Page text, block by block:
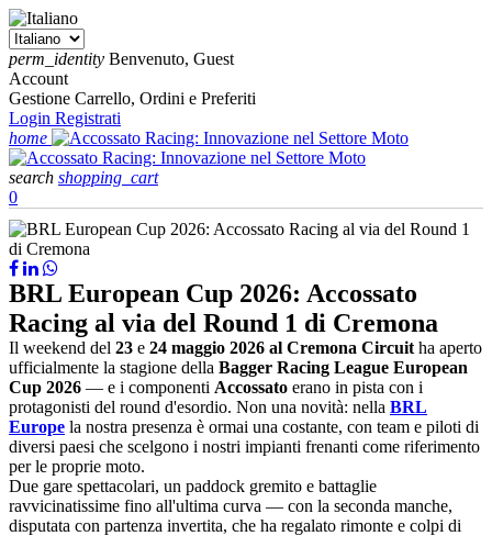
perm_identity Benvenuto, Guest
Account
Gestione Carrello, Ordini e Preferiti
Login Registrati
home
search shopping_cart
0
BRL European Cup 2026: Accossato
Racing al via del Round 1 di Cremona
Il weekend del 23 e 24 maggio 2026 al Cremona Circuit ha aperto
ufficialmente la stagione della Bagger Racing League European
Cup 2026 — e i componenti Accossato erano in pista con i
protagonisti del round d'esordio. Non una novità: nella BRL
Europe la nostra presenza è ormai una costante, con team e piloti di
diversi paesi che scelgono i nostri impianti frenanti come riferimento
per le proprie moto.
Due gare spettacolari, un paddock gremito e battaglie
ravvicinatissime fino all'ultima curva — con la seconda manche,
disputata con partenza invertita, che ha regalato rimonte e colpi di